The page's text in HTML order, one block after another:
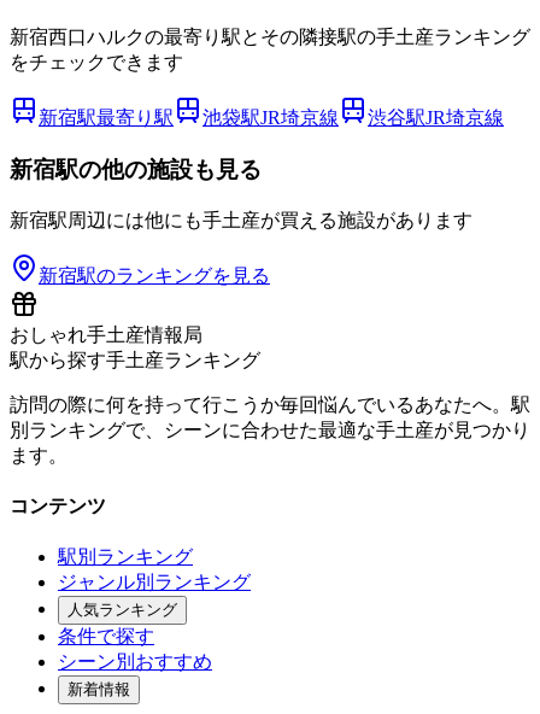
新宿西口ハルクの最寄り駅とその隣接駅の手土産ランキング
をチェックできます
新宿駅最寄り駅 池袋駅JR埼京線 渋谷駅JR埼京線
新宿駅の他の施設も見る
新宿駅周辺には他にも手土産が買える施設があります
新宿駅のランキングを見る
おしゃれ手土産情報局
駅から探す手土産ランキング
訪問の際に何を持って行こうか毎回悩んでいるあなたへ。駅
別ランキングで、シーンに合わせた最適な手土産が見つかり
ます。
コンテンツ
駅別ランキング
ジャンル別ランキング
人気ランキング
条件で探す
シーン別おすすめ
新着情報